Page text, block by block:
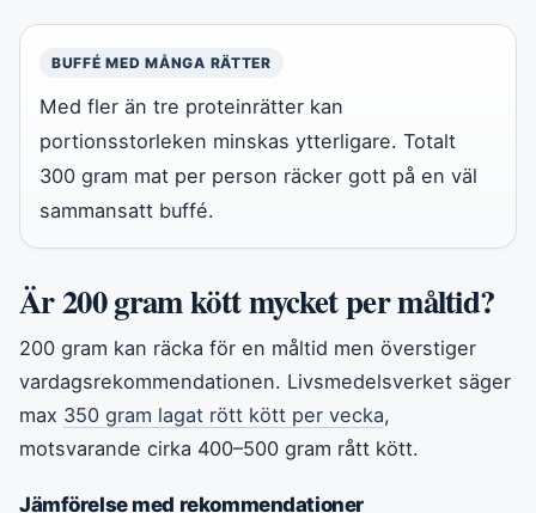
BUFFÉ MED MÅNGA RÄTTER
Med fler än tre proteinrätter kan
portionsstorleken minskas ytterligare. Totalt
300 gram mat per person räcker gott på en väl
sammansatt buffé.
Är 200 gram kött mycket per måltid?
200 gram kan räcka för en måltid men överstiger
vardagsrekommendationen. Livsmedelsverket säger
max 350 gram lagat rött kött per vecka,
motsvarande cirka 400–500 gram rått kött.
Jämförelse med rekommendationer